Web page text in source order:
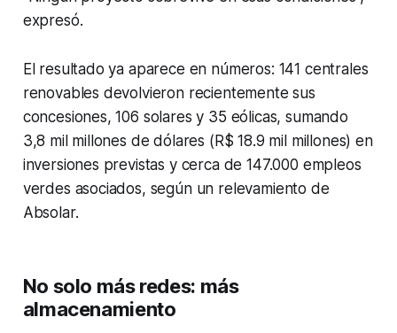
expresó.
El resultado ya aparece en números: 141 centrales
renovables devolvieron recientemente sus
concesiones, 106 solares y 35 eólicas, sumando
3,8 mil millones de dólares (R$ 18.9 mil millones) en
inversiones previstas y cerca de 147.000 empleos
verdes asociados, según un relevamiento de
Absolar.
No solo más redes: más
almacenamiento